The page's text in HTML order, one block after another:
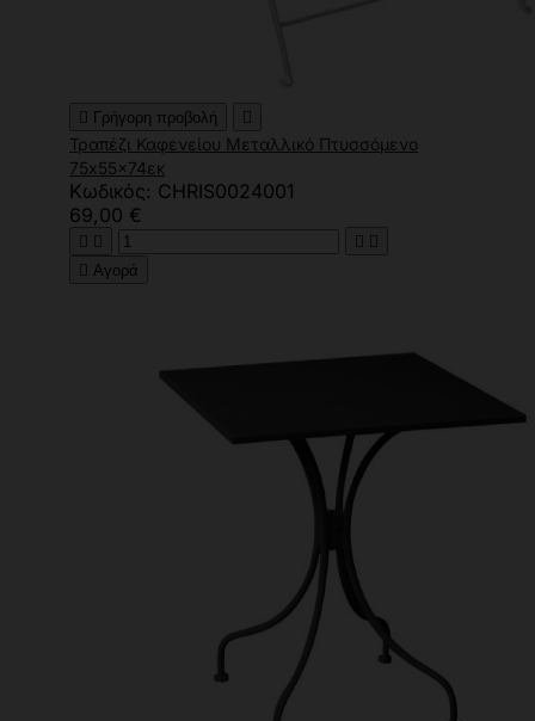
 Γρήγορη προβολή 
Τραπέζι Καφενείου Μεταλλικό Πτυσσόμενο
75x55x74εκ
Κωδικός: CHRIS0024001
69,00 €
   
 Αγορά